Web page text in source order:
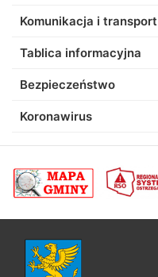
Komunikacja i transport
Tablica informacyjna
Bezpieczeństwo
Koronawirus
poprzednii